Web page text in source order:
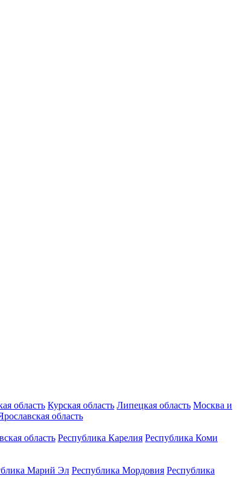
область Курская область Липецкая область Москва и
область
область Республика Карелия Республика Коми
Марий Эл Республика Мордовия Республика